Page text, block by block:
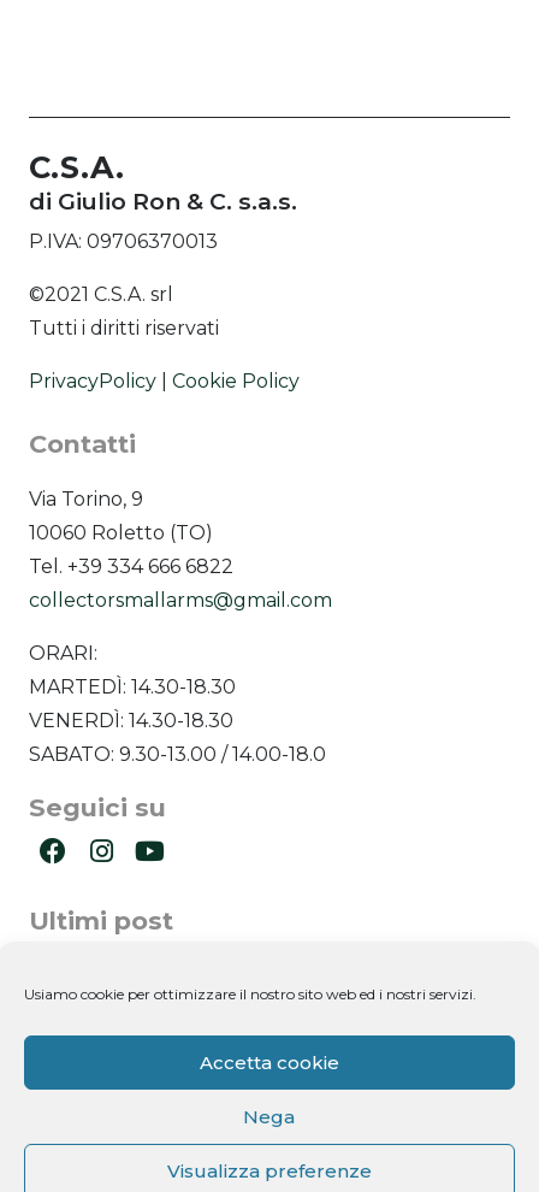
Usiamo cookie per ottimizzare il nostro sito web ed i nostri servizi.
Accetta cookie
Nega
Visualizza preferenze
C.S.A.
di Giulio Ron & C. s.a.s.
P.IVA: 09706370013
©2021 C.S.A. srl
Tutti i diritti riservati
PrivacyPolicy Cookie Policy
Contatti
Via Torino, 9
10060 Roletto (TO)
Tel. +39 334 666 6822
collectorsmallarms@gmail.com
ORARI:
MARTEDÌ: 14.30-18.30
VENERDÌ: 14.30-18.30
SABATO: 9.30-13.00 / 14.00-18.0
Seguici su
Ultimi post
Newsletter
Dichiaro di aver letto l'informativa ricevuta ai